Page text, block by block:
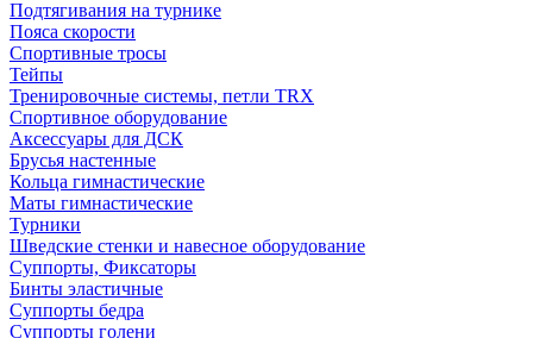
Подтягивания на турнике
Пояса скорости
Спортивные тросы
Тейпы
Тренировочные системы, петли TRX
Спортивное оборудование
Аксессуары для ДСК
Брусья настенные
Кольца гимнастические
Маты гимнастические
Турники
Шведские стенки и навесное оборудование
Суппорты, Фиксаторы
Бинты эластичные
Суппорты бедра
Суппорты голени